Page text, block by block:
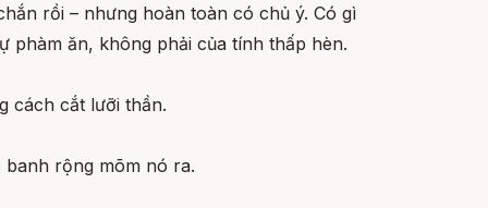
rồi – nhưng hoàn toàn có chủ ý. Có gì
phàm ăn, không phải của tính thấp hèn.
cách cắt lưỡi thần.
rộng mõm nó ra.